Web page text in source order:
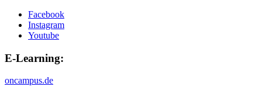
Facebook
Instagram
Youtube
E-Learning:
oncampus.de